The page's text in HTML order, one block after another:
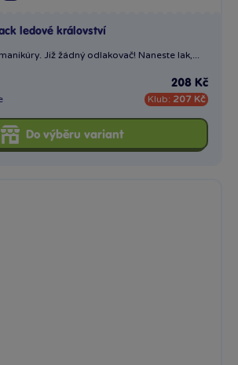
ledové království
Již žádný odlakovač! Naneste lak,...
208 Kč
Klub: 207 Kč
Do výběru variant